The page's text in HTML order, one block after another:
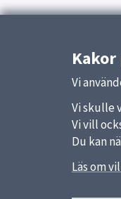
Vi
Vi skulle
Vi vill
Du kan
Läs om
Sidfot